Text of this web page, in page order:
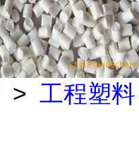
> 工程塑料